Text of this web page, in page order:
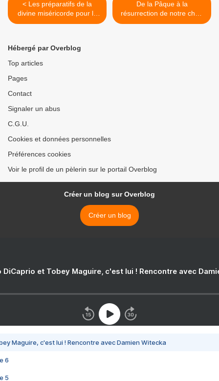
< Les préparatifs de la
divine miséricorde pour le
salut du monde
De la Pâque à la
résurrection de notre chair
>
Hébergé par Overblog
Top articles
Pages
Contact
Signaler un abus
C.G.U.
Cookies et données personnelles
Préférences cookies
Voir le profil de un pèlerin sur le portail Overblog
Créer un blog sur Overblog
Créer un blog
DiCaprio et Tobey Maguire, c'est lui ! Rencontre avec
Maguire, c'est lui ! Rencontre avec Damien Witecka
6
5